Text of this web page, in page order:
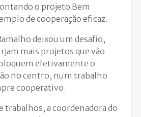
o projeto Bem
de cooperação eficaz.
deixou um desafio,
mais projetos que vão
efetivamente o
no centro, num trabalho
cooperativo.
trabalhos, a coordenadora do